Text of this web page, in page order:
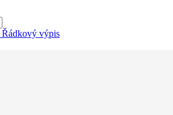
Řádkový výpis